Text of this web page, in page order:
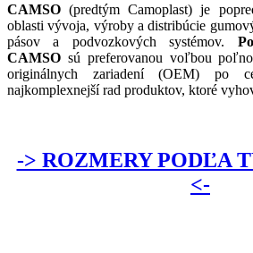
CAMSO(predtým Camoplast) je
oblasti vývoja, výroby a distribúcie
pásov a podvozkových systémov.
CAMSO sú preferovanou voľbou
originálnych zariadení (OEM) po
najkomplexnejší rad produktov, ktoré
-> ROZMERY PODĽA
<-